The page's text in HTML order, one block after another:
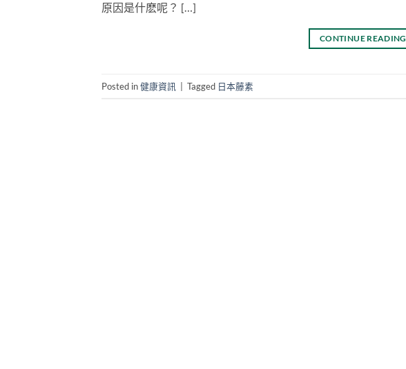
原因是什麽呢？ […]
CONTINUE READING
Posted in健康資訊 Tagged 日本藤素